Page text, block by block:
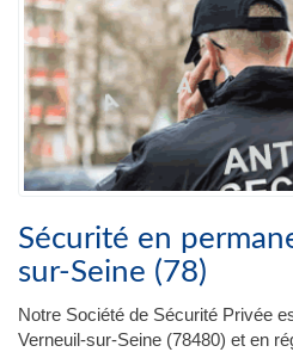
Sécurité en
sur-Seine (78)
Notre Société de Sécurité Privée
Verneuil-sur-Seine (78480) et en